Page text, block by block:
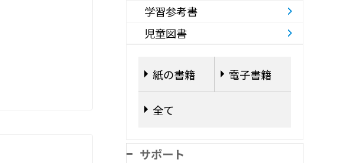
学習参考書
児童図書
紙の書籍 電子書籍
全て
サポート